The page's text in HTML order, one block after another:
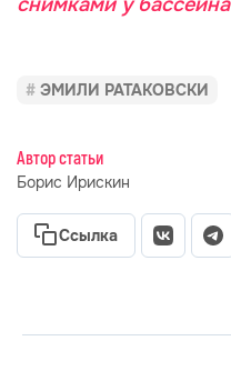
ЭМИЛИ РАТАКОВСКИ
Автор статьи
Борис Ирискин
Ссылка